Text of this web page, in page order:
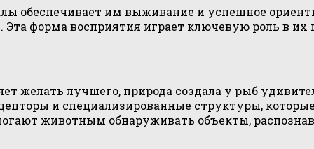
обеспечивает им выживание и успешное
форма восприятия играет ключевую роль в их
желать лучшего, природа создала у рыб
и специализированные структуры,
животным обнаруживать объекты,